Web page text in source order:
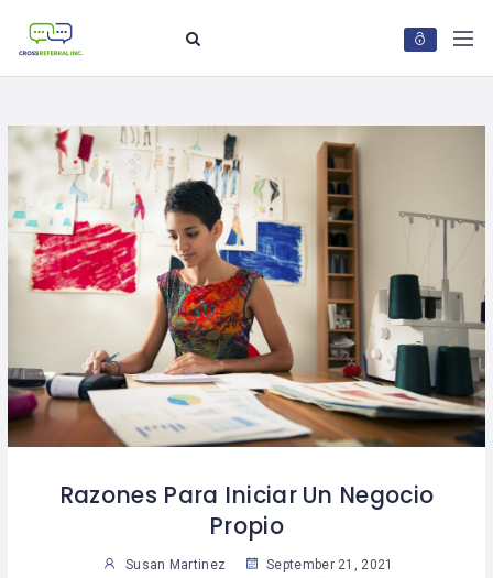
Razones Para Iniciar Un Negocio
Propio
Susan Martinez
September 21, 2021